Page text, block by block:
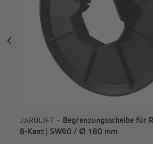
JAROLIFT – Begrenzungsscheibe für
8-Kant | SW60 / Ø 180 mm